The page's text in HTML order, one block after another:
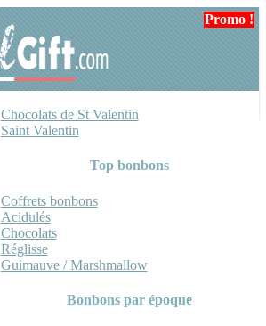
Chocolats de St Valentin
Saint Valentin
Top bonbons
Coffrets bonbons
Acidulés
Chocolats
Réglisse
Guimauve / Marshmallow
Bonbons par époque
Promo !